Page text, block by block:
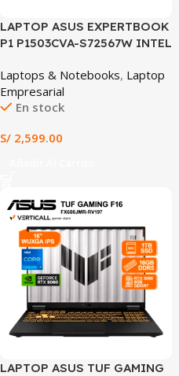
LAPTOP ASUS EXPERTBOOK
P1 P1503CVA-S72567W INTEL
512GB SSD INTEL GRAPHICS
15.6″ FHD WINDOWS 11
HOME (P1503CVA-S72567W)
Laptops & Notebooks, Laptop
Empresarial
En stock
S/ 2,599.00
LAPTOP ASUS TUF GAMING